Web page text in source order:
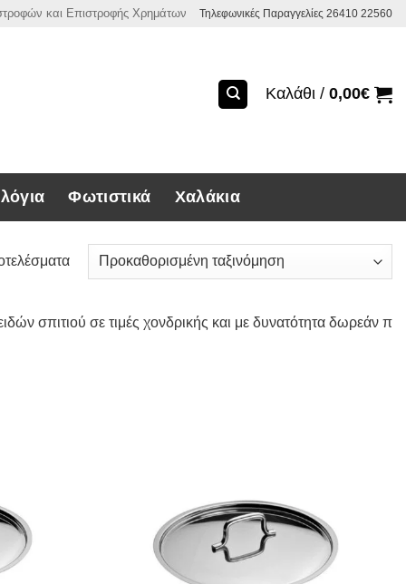
και Επιστροφής Χρημάτων Τηλεφωνικές Παραγγελίες 26410 22560
Καλάθι / 0,00€
Φωτιστικά Χαλάκια
σπιτιού σε τιμές χονδρικής και με δυνατότητα δωρεάν